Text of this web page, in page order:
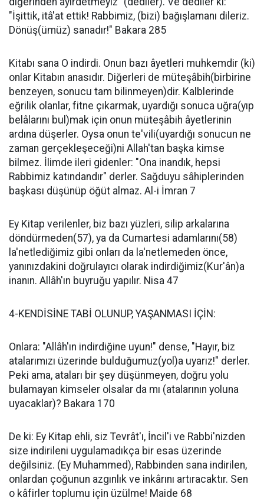
"İşittik, itâ'at ettik! Rabbimiz, (bizi) bağışlamanı dileriz.
Dönüş(ümüz) sanadır!" Bakara 285
Kitabı sana O indirdi. Onun bazı âyetleri muhkemdir (ki)
onlar Kitabın anasıdır. Diğerleri de müteşâbih(birbirine
benzeyen, sonucu tam bilinmeyen)dir. Kalblerinde
eğrilik olanlar, fitne çıkarmak, uyardığı sonuca uğra(yıp
belâlarını bul)mak için onun müteşâbih âyetlerinin
ardına düşerler. Oysa onun te'vili(uyardığı sonucun ne
zaman gerçekleşeceği)ni Allah'tan başka kimse
bilmez. İlimde ileri gidenler: "Ona inandık, hepsi
Rabbimiz katındandır" derler. Sağduyu sâhiplerinden
başkası düşünüp öğüt almaz. Al-i İmran 7
Ey Kitap verilenler, biz bazı yüzleri, silip arkalarına
döndürmeden(57), ya da Cumartesi adamlarını(58)
la'netlediğimiz gibi onları da la'netlemeden önce,
yanınızdakini doğrulayıcı olarak indirdiğimiz(Kur'ân)a
inanın. Allâh'ın buyruğu yapılır. Nisa 47
4-KENDİSİNE TABİ OLUNUP, YAŞANMASI İÇİN:
Onlara: "Allâh'ın indirdiğine uyun!" dense, "Hayır, biz
atalarımızı üzerinde bulduğumuz(yol)a uyarız!" derler.
Peki ama, ataları bir şey düşünmeyen, doğru yolu
bulamayan kimseler olsalar da mı (atalarının yoluna
uyacaklar)? Bakara 170
De ki: Ey Kitap ehli, siz Tevrât'ı, İncil'i ve Rabbi'nizden
size indirileni uygulamadıkça bir esas üzerinde
değilsiniz. (Ey Muhammed), Rabbinden sana indirilen,
onlardan çoğunun azgınlık ve inkârını artıracaktır. Sen
o kâfirler toplumu için üzülme! Maide 68